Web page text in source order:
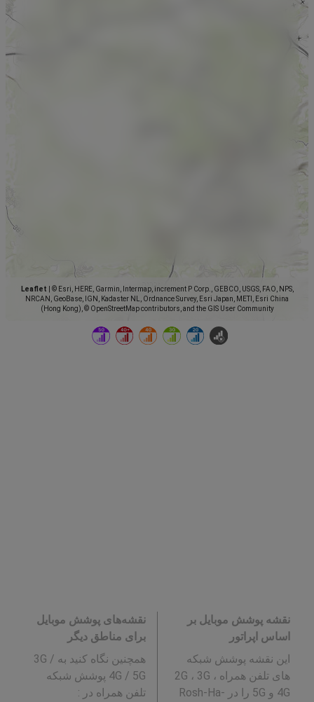
Leaflet
© Esri, HERE, Garmin, Intermap, increment P Corp., GEBCO, USGS, FAO, NPS,
NRCAN, GeoBase, IGN, Kadaster NL, Ordnance Survey, Esri Japan, METI, Esri China
(Hong Kong), © OpenStreetMap contributors, and the GIS User Community
نقشه پوشش موبایل بر
اساس اپراتور
این نقشه پوشش شبکه
های تلفن همراه 2G ، 3G ،
4G و 5G را در Rosh-Ha-
نقشه‌های پوشش موبایل
برای مناطق دیگر
همچنین نگاه کنید به 3G /
4G / 5G پوشش شبکه
تلفن همراه در :